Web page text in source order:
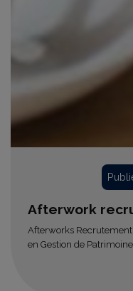
Afterwork
Afterworks
en Gestion de Patrimoine